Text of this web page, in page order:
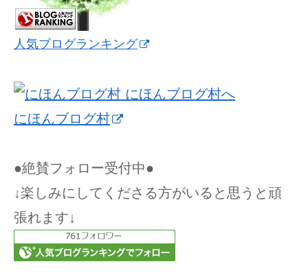
人気ブログランキング
にほんブログ村
●絶賛フォロー受付中●
↓楽しみにしてくださる方がいると思うと頑
張れます↓